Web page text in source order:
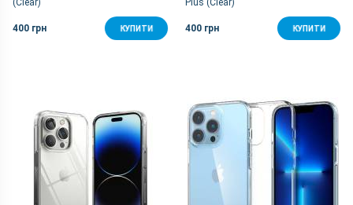
(Clear)
400 грн КУПИТИ
Plus (Clear)
400 грн КУПИТИ